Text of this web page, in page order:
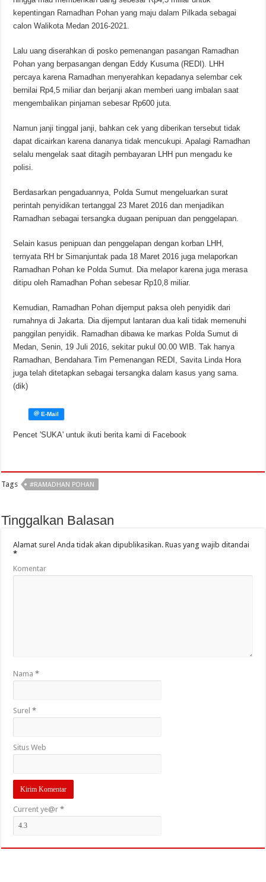
kepentingan Ramadhan Pohan yang maju dalam Pilkada sebagai
calon Walikota Medan 2016-2021.
Lalu uang diserahkan di posko pemenangan pasangan Ramadhan
Pohan yang berpasangan dengan Eddy Kusuma (REDI). LHH
percaya karena Ramadhan menyerahkan kepadanya selembar cek
bernilai Rp4,5 miliar dan berjanji akan memberi uang imbalan saat
mengembalikan pinjaman sebesar Rp600 juta.
Namun janji tinggal janji, bahkan cek yang diberikan tersebut tidak
dapat dicairkan karena dananya tidak mencukupi. Apalagi Ramadhan
selalu mengelak saat ditagih pembayaran LHH pun mengadu ke
polisi.
Berdasarkan pengaduannya, Polda Sumut mengeluarkan surat
perintah penyidikan tertanggal 23 Maret 2016 dan menjadikan
Ramadhan sebagai tersangka dugaan penipuan dan penggelapan.
Selain kasus penipuan dan penggelapan dengan korban LHH,
ternyata RH br Simanjuntak pada 18 Maret 2016 juga melaporkan
Ramadhan Pohan ke Polda Sumut. Dia melapor karena juga merasa
ditipu oleh Ramadhan Pohan sebesar Rp10,8 miliar.
Kemudian, Ramadhan Pohan dijemput paksa oleh penyidik dari
rumahnya di Jakarta. Dia dijemput lantaran dua kali tidak memenuhi
panggilan penyidik. Ramadhan dibawa ke markas Polda Sumut di
Medan, Senin, 19 Juli 2016, sekitar pukul 00.00 WIB. Tak hanya
Ramadhan, Bendahara Tim Pemenangan REDI, Savita Linda Hora
juga telah ditetapkan sebagai tersangka dalam kasus yang sama.
(dik)
Pencet 'SUKA' untuk ikuti berita kami di Facebook
Tags #RAMADHAN POHAN
Tinggalkan Balasan
Alamat surel Anda tidak akan dipublikasikan. Ruas yang wajib ditandai
*
Komentar
Nama*
Surel*
Situs Web
Current ye@r*